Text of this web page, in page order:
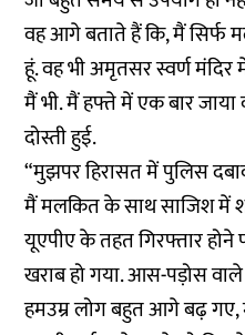
वह आगे बताते हैं कि, मैं सिर्फ
हूं. वह भी अमृतसर स्वर्ण
मैं भी. मैं हफ्ते में एक बार
दोस्ती हुई.
“मुझपर हिरासत में पुलिस
मैं मलकित के साथ साजिश में
यूएपीए के तहत गिरफ्तार
खराब हो गया. आस-पड़ोस
हमउम्र लोग बहुत आगे बढ़ गए,